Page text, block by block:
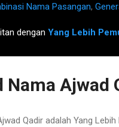
Nama Pasangan,
dengan Yang Lebih
Nama Ajwad
Qadir adalah Yang